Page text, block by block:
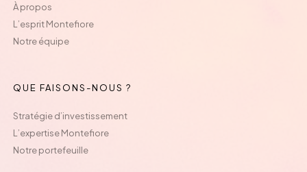
À propos
L’esprit Montefiore
Notre équipe
QUE FAISONS-NOUS ?
Stratégie d’investissement
L’expertise Montefiore
Notre portefeuille